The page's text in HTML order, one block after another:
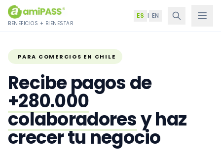
Saltar al contenido
BENEFICIOS + BIENESTAR
ES | EN
Inicio›Comercios
PARA COMERCIOS EN CHILE
Recibe pagos de
+280.000
colaboradoresy haz
crecer tu negocio